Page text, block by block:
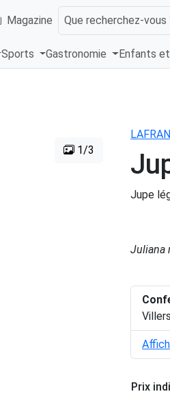
Magazine Que recherchez-vous
Sports Gastronomie Enfants
1/3
Jupe
Juliana
Prix